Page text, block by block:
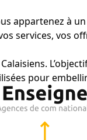
appartenez à
services, vos
pour